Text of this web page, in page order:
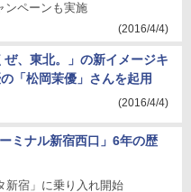
ンペーンも実施
(2016/4/4)
、東北。」の新イメージキ
「松岡茉優」さんを起用
(2016/4/4)
ミナル新宿西口」6年の歴
新宿」に乗り入れ開始